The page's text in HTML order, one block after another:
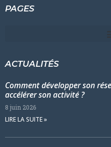
PAGES
ACTUALITÉS
Comment développer son
accélérer son activité ?
8 juin 2026
LIRE LA SUITE »